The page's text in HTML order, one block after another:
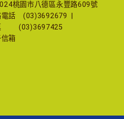
桃園市八德區永豐路609號
話
(03)3692679
(03)3697425
箱